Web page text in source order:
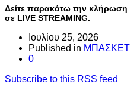
Δείτε παρακάτω την κλήρωση
σε LIVE STREAMING.
Ιουλίου 25, 2026
Published in ΜΠΑΣΚΕΤ
0
Subscribe to this RSS feed